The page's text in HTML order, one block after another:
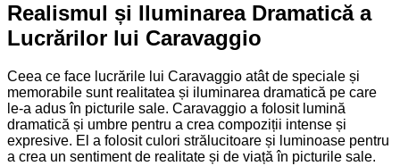
Realismul și Iluminarea Dramatică a
Lucrărilor lui Caravaggio
Ceea ce face lucrările lui Caravaggio atât de speciale și
memorabile sunt realitatea și iluminarea dramatică pe care
le-a adus în picturile sale. Caravaggio a folosit lumină
dramatică și umbre pentru a crea compoziții intense și
expresive. El a folosit culori strălucitoare și luminoase pentru
a crea un sentiment de realitate și de viață în picturile sale.